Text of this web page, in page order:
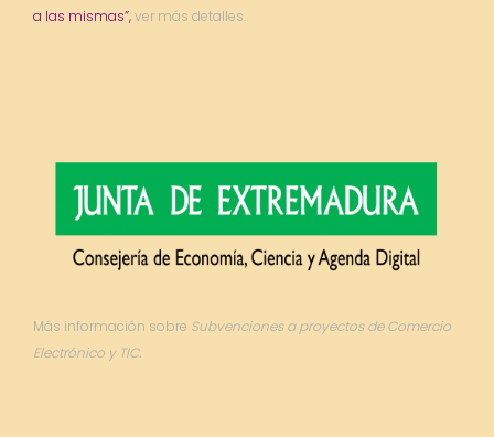
a las mismas”,ver más detalles.
Más información sobre Subvenciones a proyectos de Comercio
Electrónico y TIC.